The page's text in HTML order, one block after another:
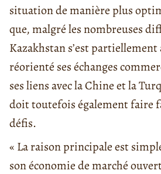
situation de manière plus
que, malgré les nombreuses
Kazakhstan s’est partiellement
réorienté ses échanges
ses liens avec la Chine et la
doit toutefois également faire
défis.
« La raison principale est
son économie de marché